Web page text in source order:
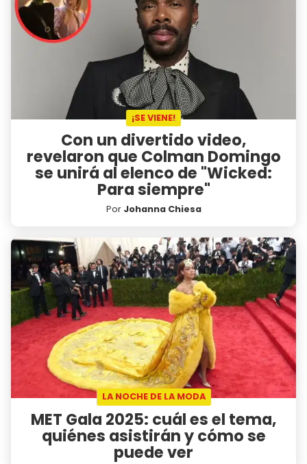
¡SE VIENE!
Con un divertido video,
revelaron que Colman Domingo
se unirá al elenco de "Wicked:
Para siempre"
Por Johanna Chiesa
LA NOCHE DE LA MODA
MET Gala 2025: cuál es el tema,
quiénes asistirán y cómo se
puede ver